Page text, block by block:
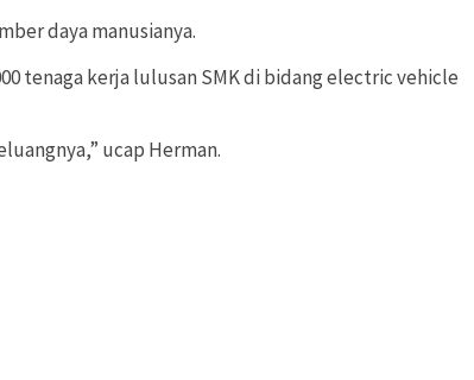
daya manusianya.
tenaga kerja lulusan SMK di bidang electric vehicle
ucap Herman.